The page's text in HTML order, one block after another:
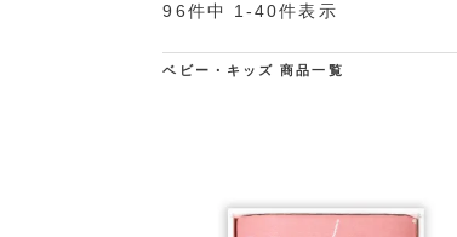
96件中 1-40件表示
ベビー・キッズ 商品一覧